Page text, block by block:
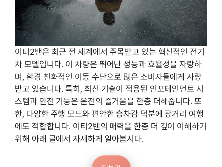
이티2밴은 최근 전 세계에서 주목받고 있는 혁신적인 전기
차 모델입니다. 이 차량은 뛰어난 성능과 효율성을 자랑하
며, 환경 친화적인 이동 수단으로 많은 소비자들에게 사랑
받고 있습니다. 특히, 최신 기술이 적용된 인포테인먼트 시
스템과 안전 기능은 운전의 즐거움을 한층 더해줍니다. 또
한, 다양한 주행 모드와 편안한 승차감 덕분에 장거리 여행
에도 적합합니다. 이티2밴의 매력을 한층 더 깊이 이해하기
위해 아래 글에서 자세하게 알아봅시다.